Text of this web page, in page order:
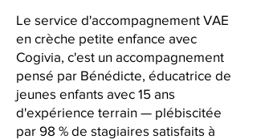
Le service d'accompagnement VAE
en crèche petite enfance avec
Cogivia, c'est un accompagnement
pensé par Bénédicte, éducatrice de
jeunes enfants avec 15 ans
d'expérience terrain — plébiscitée
par 98 % de stagiaires satisfaits à